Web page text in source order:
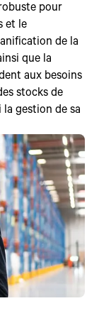
pour
et le
de la
que la
aux besoins
stocks de
gestion de sa